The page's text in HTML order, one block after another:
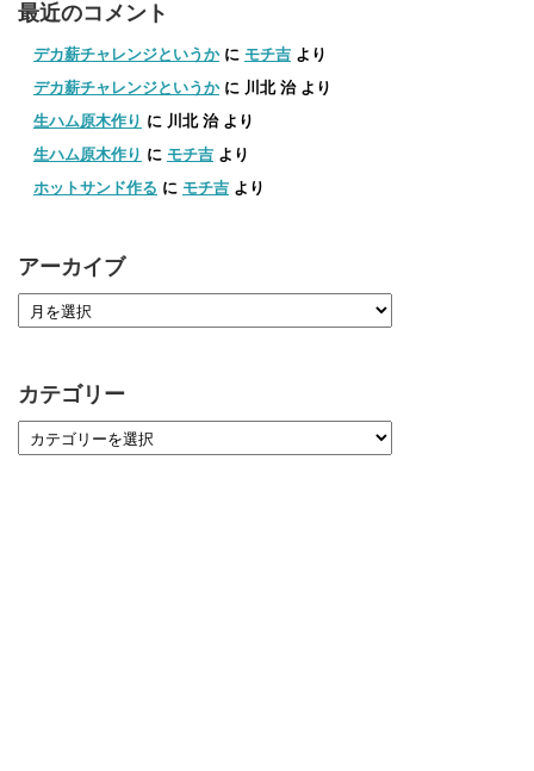
最近のコメント
デカ薪チャレンジというかに モチ吉 より
デカ薪チャレンジというかに 川北 治より
生ハム原木作り に 川北 治より
生ハム原木作り に モチ吉 より
ホットサンド作る に モチ吉 より
アーカイブ
カテゴリー